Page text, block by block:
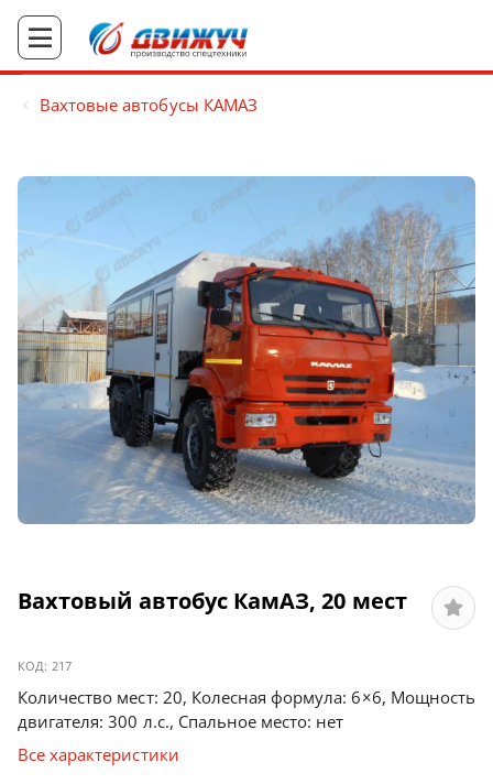
Вахтовые автобусы КАМАЗ
Вахтовый автобус КамАЗ, 20 мест
КОД: 217
Количество мест: 20, Колесная формула: 6×6, Мощность
двигателя: 300 л.с., Спальное место: нет
Все характеристики